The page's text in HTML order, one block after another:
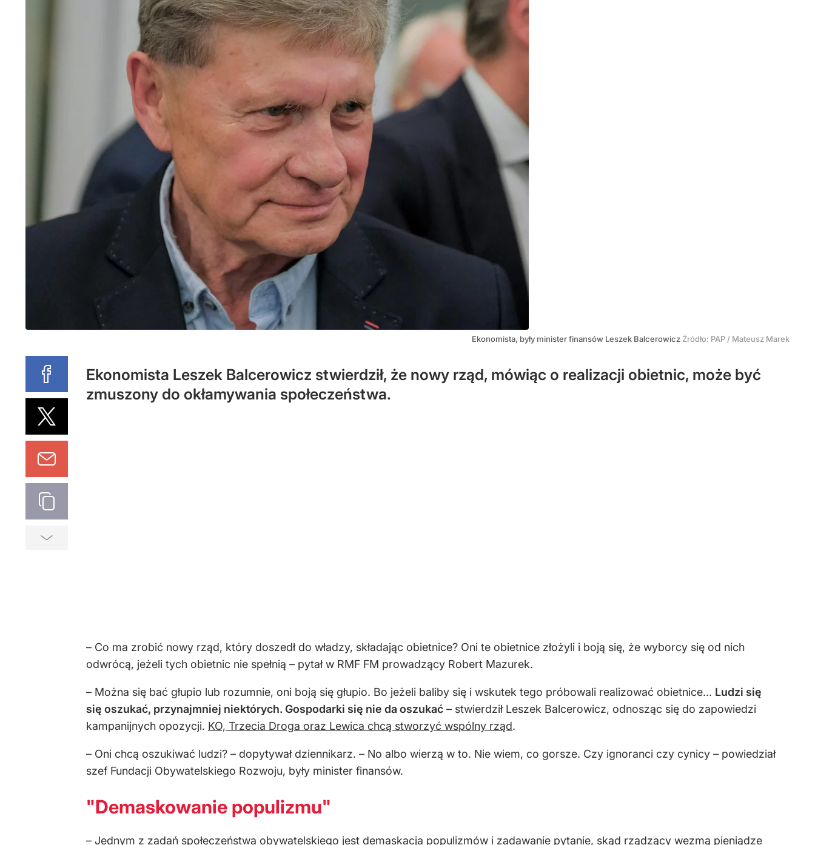
Ekonomista, były minister finansów Leszek Balcerowicz Źródło: PAP / Mateusz Marek
Ekonomista Leszek Balcerowicz stwierdził, że nowy rząd, mówiąc o realizacji obietnic, może być
zmuszony do okłamywania społeczeństwa.
– Co ma zrobić nowy rząd, który doszedł do władzy, składając obietnice? Oni te obietnice złożyli i boją się, że wyborcy się od nich
odwrócą, jeżeli tych obietnic nie spełnią – pytał w RMF FM prowadzący Robert Mazurek.
– Można się bać głupio lub rozumnie, oni boją się głupio. Bo jeżeli baliby się i wskutek tego próbowali realizować obietnice... Ludzi się
się oszukać, przynajmniej niektórych. Gospodarki się nie da oszukać – stwierdził Leszek Balcerowicz, odnosząc się do zapowiedzi
kampanijnych opozycji. KO, Trzecia Droga oraz Lewica chcą stworzyć wspólny rząd.
– Oni chcą oszukiwać ludzi? – dopytywał dziennikarz. – No albo wierzą w to. Nie wiem, co gorsze. Czy ignoranci czy cynicy – powiedział
szef Fundacji Obywatelskiego Rozwoju, były minister finansów.
"Demaskowanie populizmu"
– Jednym z zadań społeczeństwa obywatelskiego jest demaskacja populizmów i zadawanie pytanie, skąd rządzący wezmą pieniądze